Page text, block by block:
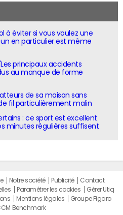
à éviter si vous voulez une
en particulier est même
principaux accidents
au manque de forme
de sa maison sans
fil particulièrement malin
: ce sport est excellent
minutes régulières suffisent
Notre société Publicité
Contact
Paramétrer les cookies
Gérer Utiq
Mentions légales
Groupe Figaro
Benchmark